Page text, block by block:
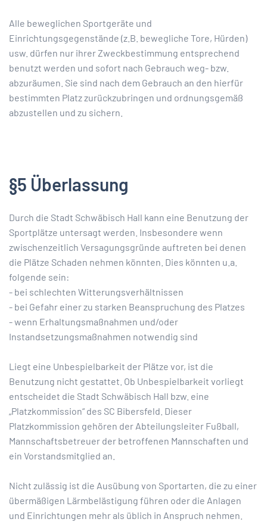
Alle beweglichen Sportgeräte und
Einrichtungsgegenstände (z.B. bewegliche Tore, Hürden)
usw. dürfen nur ihrer Zweckbestimmung entsprechend
benutzt werden und sofort nach Gebrauch weg- bzw.
abzuräumen. Sie sind nach dem Gebrauch an den hierfür
bestimmten Platz zurückzubringen und ordnungsgemäß
abzustellen und zu sichern.
§5 Überlassung
Durch die Stadt Schwäbisch Hall kann eine Benutzung der
Sportplätze untersagt werden. Insbesondere wenn
zwischenzeitlich Versagungsgründe auftreten bei denen
die Plätze Schaden nehmen könnten. Dies könnten u.a.
folgende sein:
- bei schlechten Witterungsverhältnissen
- bei Gefahr einer zu starken Beanspruchung des Platzes
- wenn Erhaltungsmaßnahmen und/oder
Instandsetzungsmaßnahmen notwendig sind
Liegt eine Unbespielbarkeit der Plätze vor, ist die
Benutzung nicht gestattet. Ob Unbespielbarkeit vorliegt
entscheidet die Stadt Schwäbisch Hall bzw. eine
„Platzkommission“ des SC Bibersfeld. Dieser
Platzkommission gehören der Abteilungsleiter Fußball,
Mannschaftsbetreuer der betroffenen Mannschaften und
ein Vorstandsmitglied an.
Nicht zulässig ist die Ausübung von Sportarten, die zu einer
übermäßigen Lärmbelästigung führen oder die Anlagen
und Einrichtungen mehr als üblich in Anspruch nehmen.